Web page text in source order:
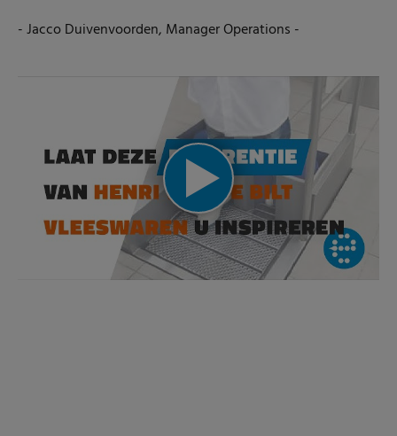
- Jacco Duivenvoorden, Manager Operations -